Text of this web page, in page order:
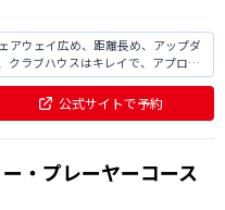
アウェイ広め、距離長め、アップダ
クラブハウスはキレイで、アプロー
備が整っています。 コースはアップ
め難しいです。 グリーンも綺麗だ
公式サイトで予約
・プレーヤーコース